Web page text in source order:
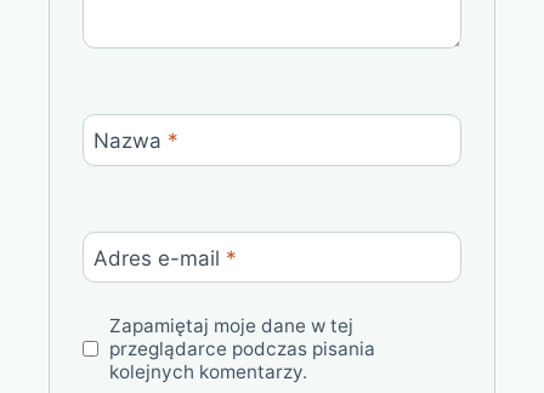
Nazwa *
Adres e-mail *
Zapamiętaj moje dane w tej
przeglądarce podczas pisania
kolejnych komentarzy.